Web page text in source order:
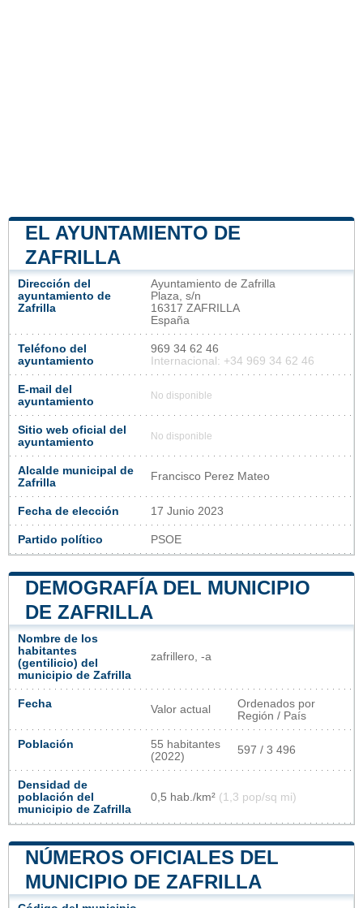
EL AYUNTAMIENTO DE
ZAFRILLA
Dirección del
ayuntamiento de
Zafrilla
Ayuntamiento de Zafrilla
Plaza, s/n
16317 ZAFRILLA
España
Teléfono del
ayuntamiento
969 34 62 46
Internacional: +34 969 34 62 46
E-mail del
ayuntamiento
No disponible
Sitio web oficial del
ayuntamiento
No disponible
Alcalde municipal de
Zafrilla
Francisco Perez Mateo
Fecha de elección 17 Junio 2023
Partido político PSOE
DEMOGRAFÍA DEL MUNICIPIO
DE ZAFRILLA
Nombre de los
habitantes
(gentilicio) del
municipio de Zafrilla
zafrillero, -a
Fecha Valor actual
Ordenados por
Región / País
Población
55 habitantes
(2022)
597 / 3 496
Densidad de
población del
municipio de Zafrilla
0,5 hab./km² (1,3 pop/sq mi)
NÚMEROS OFICIALES DEL
MUNICIPIO DE ZAFRILLA